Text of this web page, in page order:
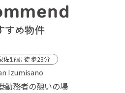
すめ物件
佐野駅 徒歩23分
Izumisano
勤務者の憩いの場